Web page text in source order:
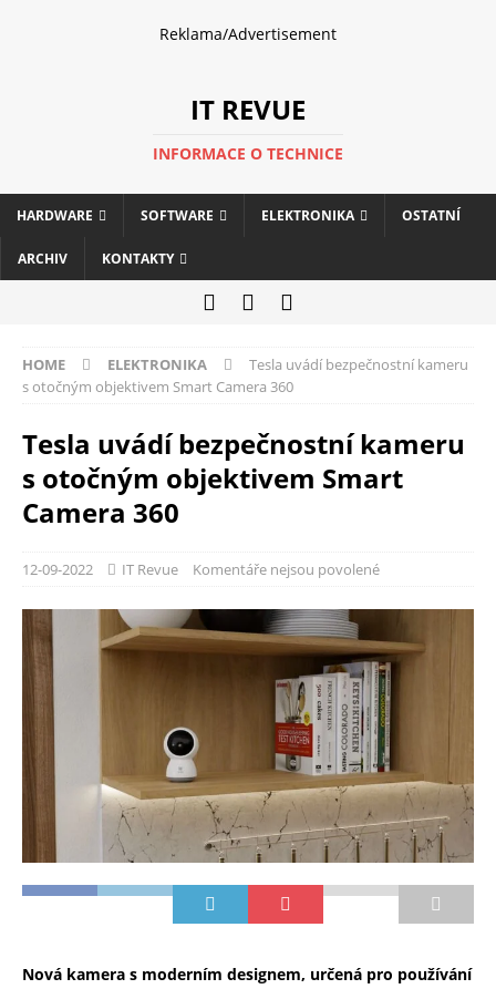
Reklama/Advertisement
IT REVUE
INFORMACE O TECHNICE
HARDWARE SOFTWARE ELEKTRONIKA OSTATNÍ
ARCHIV KONTAKTY
HOME ELEKTRONIKA
Tesla uvádí bezpečnostní kameru
s otočným objektivem Smart Camera 360
Tesla uvádí bezpečnostní kameru
s otočným objektivem Smart
Camera 360
12-09-2022 IT Revue Komentáře nejsou povolené
Nová kamera s moderním designem, určená pro používání